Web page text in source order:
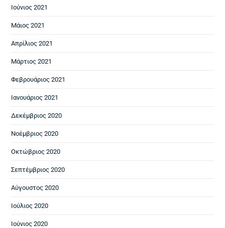
Ιούνιος 2021
Μάιος 2021
Απρίλιος 2021
Μάρτιος 2021
Φεβρουάριος 2021
Ιανουάριος 2021
Δεκέμβριος 2020
Νοέμβριος 2020
Οκτώβριος 2020
Σεπτέμβριος 2020
Αύγουστος 2020
Ιούλιος 2020
Ιούνιος 2020